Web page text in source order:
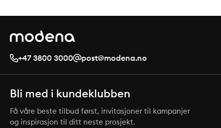
+47 3800 3000 post@modena.no
Bli med i kundeklubben
Få våre beste tilbud først, invitasjoner til kampanjer
og inspirasjon til ditt neste prosjekt.